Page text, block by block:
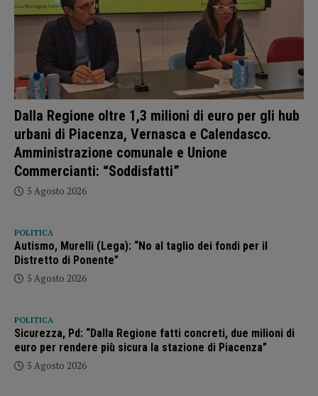
Dalla Regione oltre 1,3 milioni di euro per gli hub
urbani di Piacenza, Vernasca e Calendasco.
Amministrazione comunale e Unione
Commercianti: “Soddisfatti”
5 Agosto 2026
POLITICA
Autismo, Murelli (Lega): “No al taglio dei fondi per il
Distretto di Ponente”
5 Agosto 2026
POLITICA
Sicurezza, Pd: “Dalla Regione fatti concreti, due milioni di
euro per rendere più sicura la stazione di Piacenza”
5 Agosto 2026